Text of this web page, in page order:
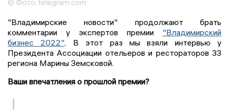
© Фото: telegram.com
"Владимирские новости" продолжают брать
комментарии у экспертов премии "Владимирский
бизнес 2022". В этот раз мы взяли интервью у
Президента Ассоциации отельеров и рестораторов 33
региона Марины Земсковой.
Ваши впечатления о прошлой премии?